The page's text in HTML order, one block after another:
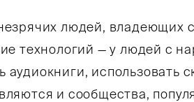
людей, владеющих
технологий — у людей с
использовать
и сообщества,